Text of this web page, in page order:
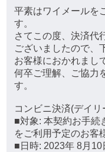
平素はワイメールを
す。
さてこの度、決済代
ございましたので、
お客様におかれまし
何卒ご理解、ご協力
す。
コンビニ決済(デイ
■対象: 本契約お手続
をご利用予定のお客
■日時: 2023年 8月10